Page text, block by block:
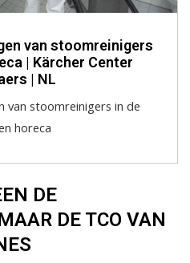
van stoomreinigers
| Kärcher Center
| NL
van stoomreinigers in de
horeca
DE
DE TCO VAN